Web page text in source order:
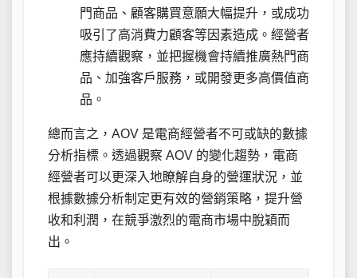
門商品、顧客購買意願大幅提升，或成功
吸引了高消費力顧客等因素造成。經營者
應持續觀察，並把握機會持續推廣熱門商
品、加強客戶服務，或開發更多高價值商
品。
總而言之，AOV 是電商經營者不可或缺的數據
分析指標。透過觀察 AOV 的變化趨勢，電商
經營者可以更深入地瞭解自身的營運狀況，並
根據數據分析制定更有效的營銷策略，提升營
收和利潤，在競爭激烈的電商市場中脫穎而
出。